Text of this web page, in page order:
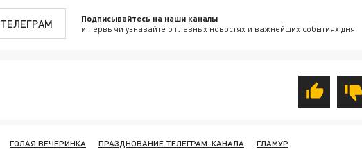
ТЕЛЕГРАМ Подписывайтесь на наши каналы
и первыми узнавайте о главных новостях и важнейших событиях дня.
ГОЛАЯ ВЕЧЕРИНКА ПРАЗДНОВАНИЕ ТЕЛЕГРАМ-КАНАЛА ГЛАМУР